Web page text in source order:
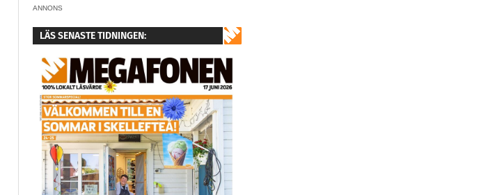
ANNONS
LÄS SENASTE TIDNINGEN: